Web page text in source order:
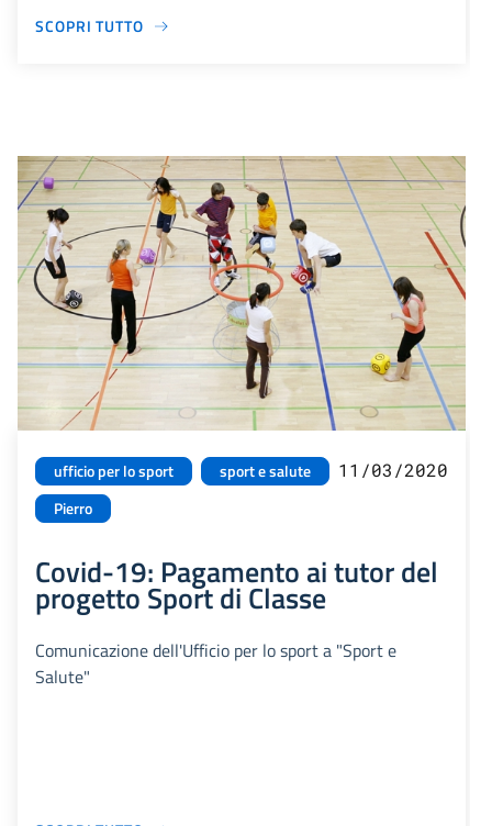
SCOPRI TUTTO
ufficio per lo sport
sport e salute
Pierro
11/03/2020
Covid-19: Pagamento ai tutor del
progetto Sport di Classe
Comunicazione dell'Ufficio per lo sport a "Sport e
Salute"